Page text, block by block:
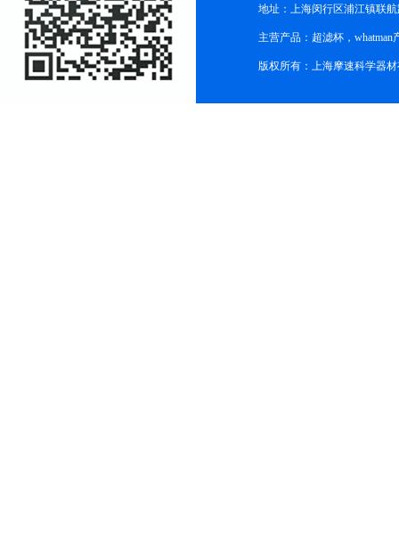
地址：上海闵行区浦江镇联航
主营产品：超滤杯，
版权所有：上海摩速科学器